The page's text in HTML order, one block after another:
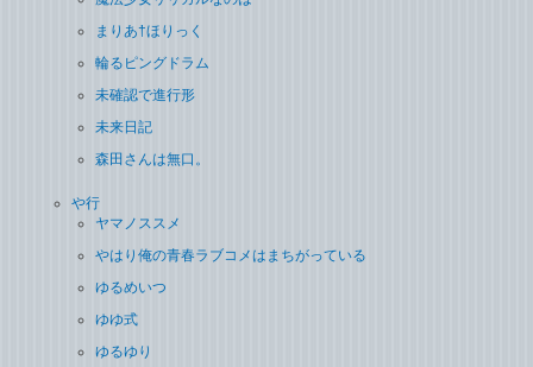
まりあ†ほりっく
輪るピングドラム
未確認で進行形
未来日記
森田さんは無口。
や行
ヤマノススメ
やはり俺の青春ラブコメはまちがっている
ゆるめいつ
ゆゆ式
ゆるゆり